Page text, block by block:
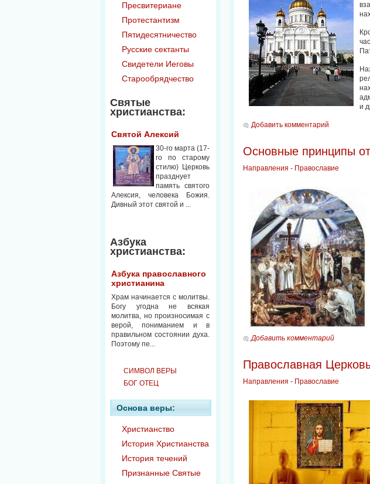
Пресвитериане
Протестантизм
Пятидесятничество
Русские сектанты
Свидетели Иеговы
Старообрядчество
Святые
христианства:
Святой Алексий
30-го марта (17-
го по старому
стилю) Церковь
празднует
память святого
Алексия, человека Божия.
Дивный этот святой и ...
Азбука
христианства:
Азбука православного
христианина
Храм начинается с молитвы.
Богу угодна не всякая
молитва, но произносимая с
верой, пониманием и в
правильном состоянии духа.
Поэтому пе...
СИМВОЛ ВЕРЫ
БОГ ОТЕЦ
Основа веры:
Христианство
История Христианства
История течений
Признанные Святые
и
Добавить комментарий
Основные принципы
Направления - Православие
Добавить комментарий
Православная
Направления - Православие